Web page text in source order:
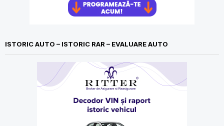
ISTORIC AUTO – ISTORIC RAR – EVALUARE AUTO